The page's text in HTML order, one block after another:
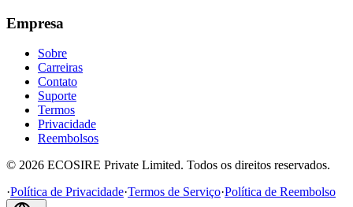
Empresa
Sobre
Carreiras
Contato
Suporte
Termos
Privacidade
Reembolsos
© 2026 ECOSIRE Private Limited. Todos os direitos reservados.
·Política de Privacidade·Termos de Serviço·Política de Reembolso